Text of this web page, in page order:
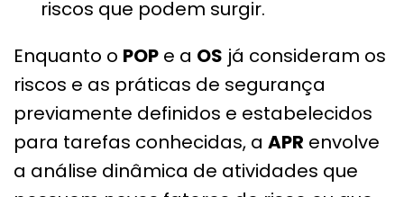
riscos que podem surgir.
Enquanto o POP e a OS já consideram os
riscos e as práticas de segurança
previamente definidos e estabelecidos
para tarefas conhecidas, a APR envolve
a análise dinâmica de atividades que